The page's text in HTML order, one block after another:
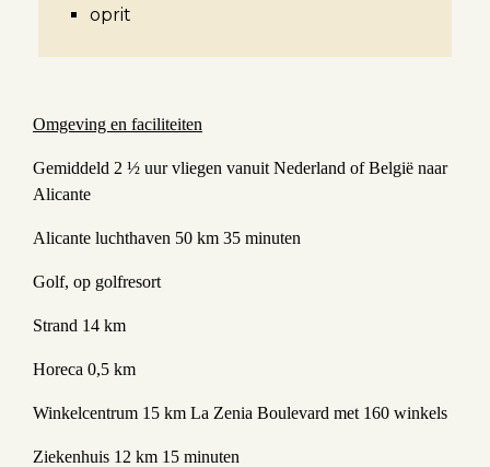
oprit
Omgeving en faciliteiten
Gemiddeld 2 ½ uur vliegen vanuit Nederland of België naar
Alicante
Alicante luchthaven 50 km 35 minuten
Golf, op golfresort
Strand 14 km
Horeca 0,5 km
Winkelcentrum 15 km La Zenia Boulevard met 160 winkels
Ziekenhuis 12 km 15 minuten